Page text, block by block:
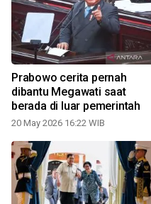
Prabowo cerita pernah
dibantu Megawati saat
berada di luar pemerintah
20 May 2026 16:22 WIB